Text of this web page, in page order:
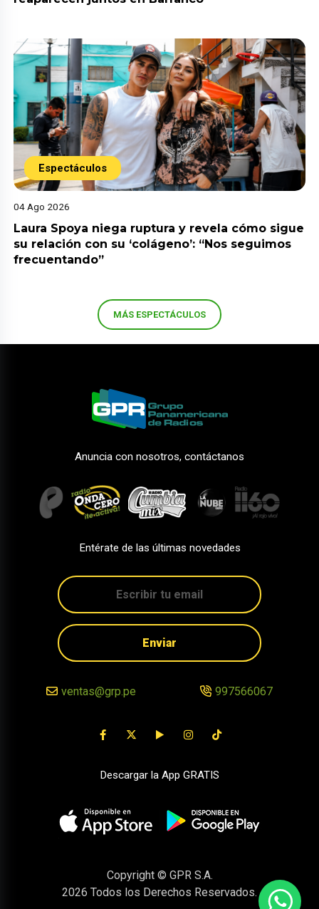
Espectáculos
04 Ago 2026
Laura Spoya niega ruptura y revela cómo sigue
su relación con su ‘colágeno’: “Nos seguimos
frecuentando”
MÁS ESPECTÁCULOS
Anuncia con nosotros, contáctanos
Entérate de las últimas novedades
Enviar
ventas@grp.pe 997566067
Descargar la App GRATIS
Copyright © GPR S.A.
2026 Todos los Derechos Reservados.